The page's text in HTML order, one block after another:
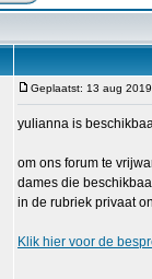
Geplaatst: 13 aug
yulianna is
om ons forum te
dames die
in de rubriek privaat
Klik hier voor de